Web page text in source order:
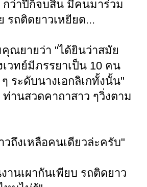
กว่าปีก็จบสิ้น มีคนมาร่วม
รถติดยาวเหยียด...
ณยายว่า "ได้ยินว่าสมัย
วทย์มีภรรยาเป็น 10 คน
ระดับนางเอกลิเกทั้งนั้น"
านสวดคาถาสาว ๆวิ่งตาม
ถึงเหลือคนเดียวล่ะครับ"
านเผากันเพียบ รถติดยาว